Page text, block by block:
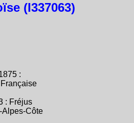
(I337063)
:
: Fréjus
Alpes-Côte